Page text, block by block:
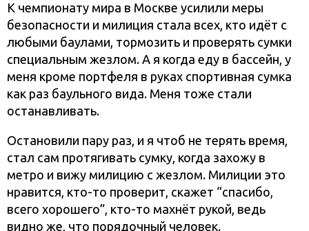
К чемпионату мира в Москве усилили меры
безопасности и милиция стала всех, кто идёт с
любыми баулами, тормозить и проверять сумки
специальным жезлом. А я когда еду в бассейн, у
меня кроме портфеля в руках спортивная сумка
как раз баульного вида. Меня тоже стали
останавливать.
Остановили пару раз, и я чтоб не терять время,
стал сам протягивать сумку, когда захожу в
метро и вижу милицию с жезлом. Милиции это
нравится, кто-то проверит, скажет “спасибо,
всего хорошего”, кто-то махнёт рукой, ведь
видно же, что порядочный человек.